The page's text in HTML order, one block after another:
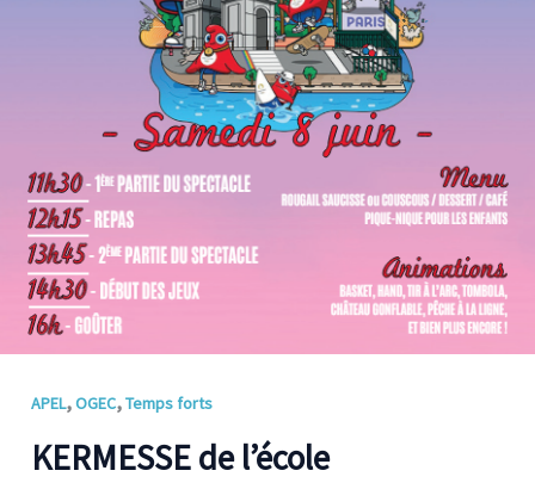
APEL,OGEC,Temps forts
KERMESSE de l’école